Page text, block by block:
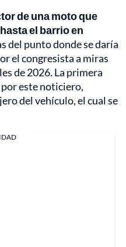
de una moto que
el barrio en
del punto donde se daría
el congresista a miras
de 2026. La primera
este noticiero,
del vehículo, el cual se